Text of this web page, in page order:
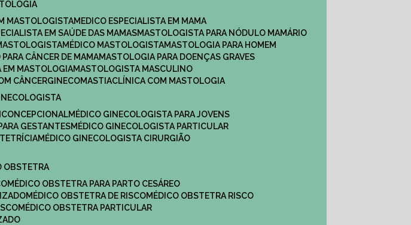
MASTOLOGISTA
MEDICO ESPECIALISTA EM MAMA​
EM SAÚDE DAS MAMAS
MASTOLOGISTA PARA NÓDULO MAMÁRIO
MÉDICO MASTOLOGISTA
MASTOLOGIA PARA HOMEM
PARA CÂNCER DE MAMA
MASTOLOGIA PARA DOENÇAS GRAVES
EM MASTOLOGIA
MASTOLOGISTA MASCULINO
CÂNCER GINECOMASTIA
CLÍNICA COM MASTOLOGIA
MÉDICO GINECOLOGISTA PARA JOVENS
GESTANTES
MÉDICO GINECOLOGISTA PARTICULAR
MÉDICO GINECOLOGISTA CIRURGIÃO
OBSTETRA
MÉDICO OBSTETRA PARA PARTO CESÁREO
MÉDICO OBSTETRA DE RISCO
MÉDICO OBSTETRA RISCO
MÉDICO OBSTETRA PARTICULAR